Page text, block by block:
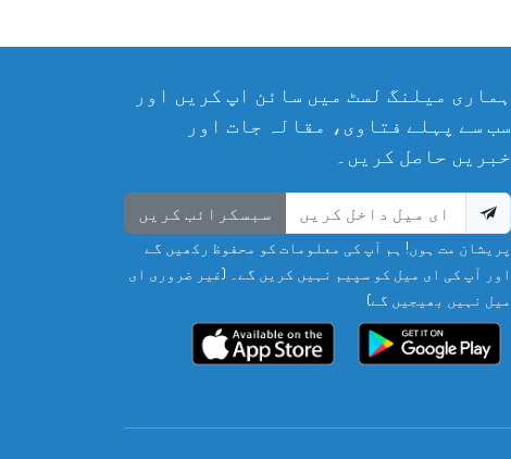
ہماری میلنگ لسٹ میں سائن اپ کریں اور
سب سے پہلے فتاوی، مقالہ جات اور
خبریں حاصل کریں۔
سبسکرائب کریں
پریشان مت ہوں! ہم آپ کی معلومات کو محفوظ رکھیں گے
اور آپ کی ای میل کو سپیم نہیں کریں گے۔ (غیر ضروری ای
میل نہیں بھیجیں گے)